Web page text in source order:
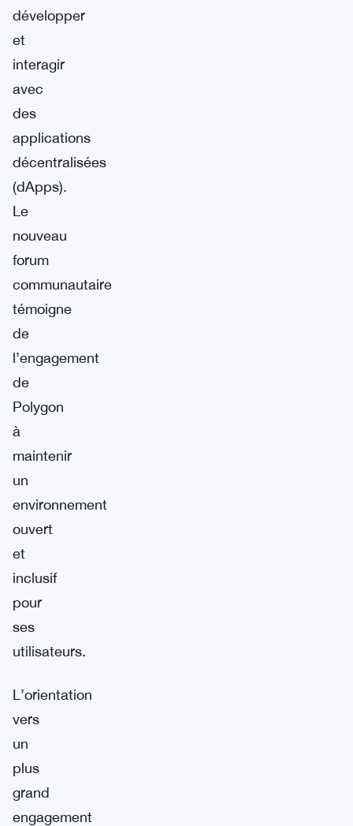
développer
et
interagir
avec
des
applications
décentralisées
(dApps).
Le
nouveau
forum
communautaire
témoigne
de
l’engagement
de
Polygon
à
maintenir
un
environnement
ouvert
et
inclusif
pour
ses
utilisateurs.
L’orientation
vers
un
plus
grand
engagement